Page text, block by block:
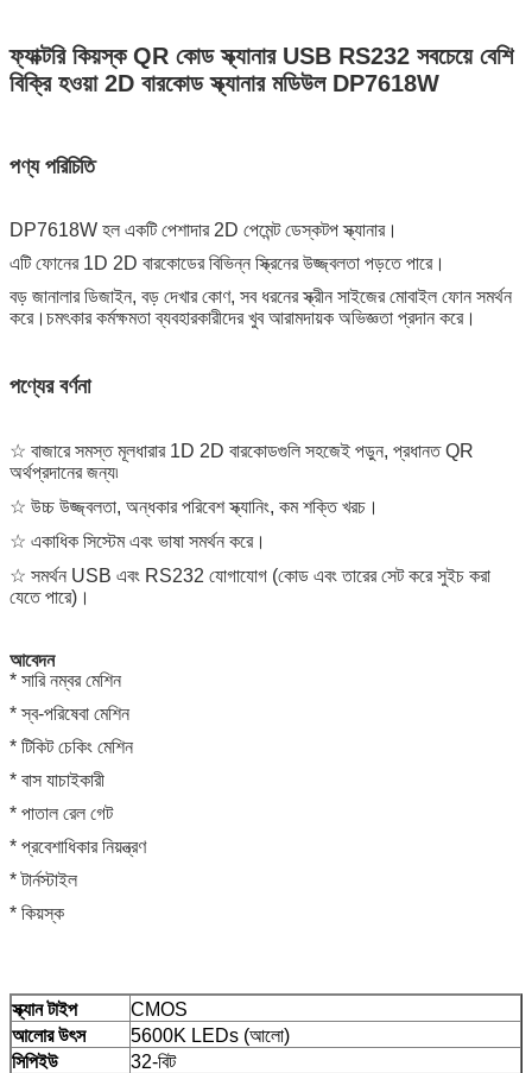
ফ্যাক্টরি কিয়স্ক QR কোড স্ক্যানার USB RS232 সবচেয়ে বেশি
বিক্রি হওয়া 2D বারকোড স্ক্যানার মডিউল DP7618W
পণ্য পরিচিতি
DP7618W হল একটি পেশাদার 2D পেমেন্ট ডেস্কটপ স্ক্যানার।
এটি ফোনের 1D 2D বারকোডের বিভিন্ন স্ক্রিনের উজ্জ্বলতা পড়তে পারে।
বড় জানালার ডিজাইন, বড় দেখার কোণ, সব ধরনের স্ক্রীন সাইজের মোবাইল ফোন সমর্থন
করে।চমৎকার কর্মক্ষমতা ব্যবহারকারীদের খুব আরামদায়ক অভিজ্ঞতা প্রদান করে।
পণ্যের বর্ণনা
☆ বাজারে সমস্ত মূলধারার 1D 2D বারকোডগুলি সহজেই পড়ুন, প্রধানত QR
অর্থপ্রদানের জন্য৷
☆ উচ্চ উজ্জ্বলতা, অন্ধকার পরিবেশ স্ক্যানিং, কম শক্তি খরচ।
☆ একাধিক সিস্টেম এবং ভাষা সমর্থন করে।
☆ সমর্থন USB এবং RS232 যোগাযোগ (কোড এবং তারের সেট করে সুইচ করা
যেতে পারে)।
আবেদন
* সারি নম্বর মেশিন
* স্ব-পরিষেবা মেশিন
* টিকিট চেকিং মেশিন
* বাস যাচাইকারী
* পাতাল রেল গেট
* প্রবেশাধিকার নিয়ন্ত্রণ
* টার্নস্টাইল
* কিয়স্ক
স্ক্যান টাইপ
CMOS
আলোর উৎস
5600K LEDs (আলো)
সিপিইউ
32-বিট